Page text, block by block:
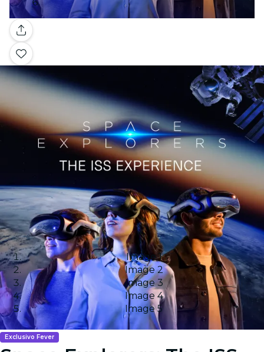
Galería
Image 1
Image 2
Image 3
Image 4
Image 5
Exclusivo Fever